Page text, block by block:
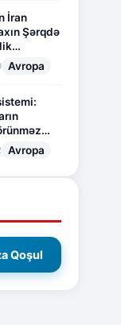
İran
Şərqdə
Avropa
Avropa
Qoşul